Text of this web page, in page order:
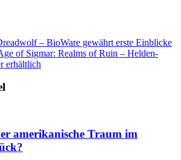
– BioWare gewährt erste Einblicke
of Sigmar: Realms of Ruin – Helden-
erhältlich
amerikanische Traum im